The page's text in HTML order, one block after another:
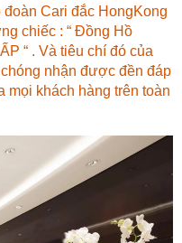
Cari đắc HongKong
chiếc : “ Đồng Hồ
“ . Và tiêu chí đó của
nhận được đền đáp
mọi khách hàng trên toàn